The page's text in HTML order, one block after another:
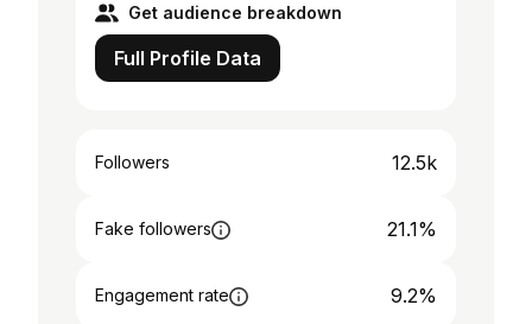
Get audience breakdown
Full Profile Data
Followers 12.5k
Fake followers 21.1%
Engagement rate 9.2%